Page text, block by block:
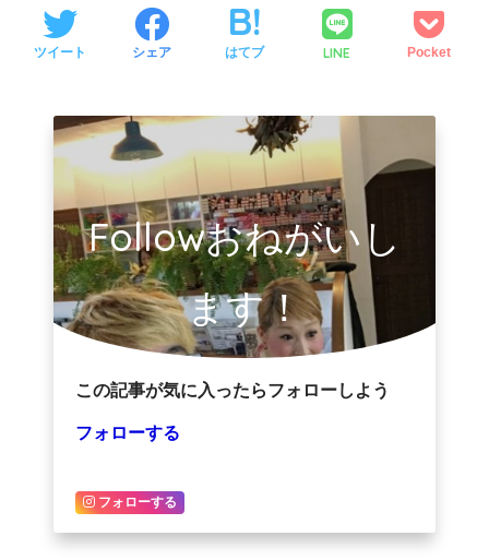
ツイート シェア はてブ LINE Pocket
Followおねがいし
ます！
この記事が気に入ったらフォローしよう
フォローする
フォローする